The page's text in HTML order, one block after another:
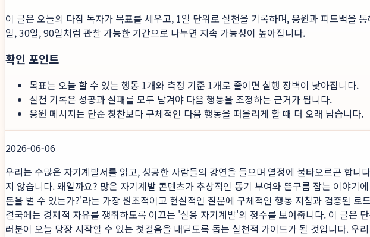
이 글은 오늘의 다짐 독자가 목표를 세우고, 1일 단위로 실천을 기록하며, 응원과 피드백을
일, 30일, 90일처럼 관찰 가능한 기간으로 나누면 지속 가능성이 높아집니다.
확인 포인트
목표는 오늘 할 수 있는 행동 1개와 측정 기준 1개로 줄이면 실행 장벽이 낮아집니다.
실천 기록은 성공과 실패를 모두 남겨야 다음 행동을 조정하는 근거가 됩니다.
응원 메시지는 단순 칭찬보다 구체적인 다음 행동을 떠올리게 할 때 더 오래 남습니다.
2026-06-06
우리는 수많은 자기계발서를 읽고, 성공한 사람들의 강연을 들으며 열정에 불타오르곤 합
지 않습니다. 왜일까요? 많은 자기계발 콘텐츠가 추상적인 동기 부여와 뜬구름 잡는 이야기
돈을 벌 수 있는가?'라는 가장 원초적이고 현실적인 질문에 구체적인 행동 지침과 검증된
결국에는 경제적 자유를 쟁취하도록 이끄는 '실용 자기계발'의 정수를 보여줍니다. 이 글은
러분이 오늘 당장 시작할 수 있는 첫걸음을 내딛도록 돕는 실천적 가이드가 될 것입니다. 우